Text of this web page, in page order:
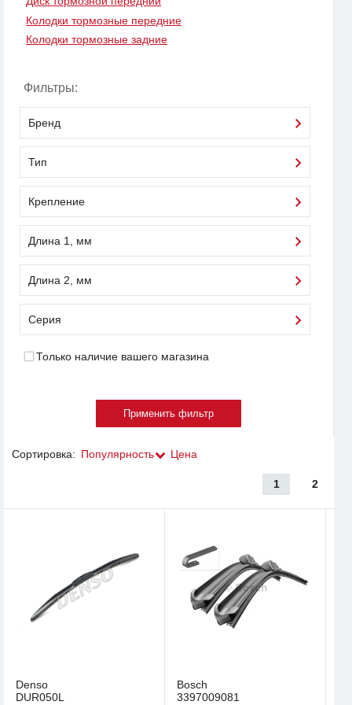
Колодки тормозные передние
Колодки тормозные задние
Фильтры:
Бренд
Тип
Крепление
Длина 1, мм
Длина 2, мм
Серия
Только наличие вашего магазина
Сортировка: Популярность Цена
1 2
Denso
DUR050L
Bosch
3397009081